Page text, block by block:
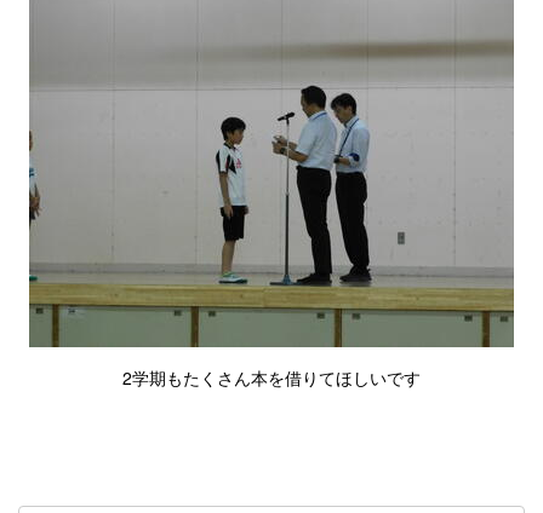
2学期もたくさん本を借りてほしいです